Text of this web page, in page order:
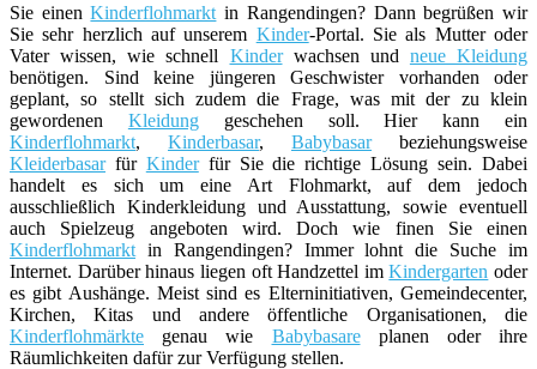
Sie einenKinderflohmarkt in Rangendingen? Dann begrüßen wir
Sie sehr herzlich auf unserem Kinder-Portal. Sie als Mutter oder
Vater wissen, wie schnell Kinderwachsen und neue Kleidung
benötigen. Sind keine jüngeren Geschwister vorhanden oder
geplant, so stellt sich zudem die Frage, was mit der zu klein
gewordenen Kleidunggeschehen soll. Hier kann ein
Kinderflohmarkt, Kinderbasar, Babybasarbeziehungsweise
Kleiderbasarfür Kinderfür Sie die richtige Lösung sein. Dabei
handelt es sich um eine Art Flohmarkt, auf dem jedoch
ausschließlich Kinderkleidung und Ausstattung, sowie eventuell
auch Spielzeug angeboten wird. Doch wie finen Sie einen
Kinderflohmarkt in Rangendingen? Immer lohnt die Suche im
Internet. Darüber hinaus liegen oft Handzettel imKindergarten oder
es gibt Aushänge. Meist sind es Elterninitiativen, Gemeindecenter,
Kirchen, Kitas und andere öffentliche Organisationen, die
Kinderflohmärkte genau wie Babybasareplanen oder ihre
Räumlichkeiten dafür zur Verfügung stellen.